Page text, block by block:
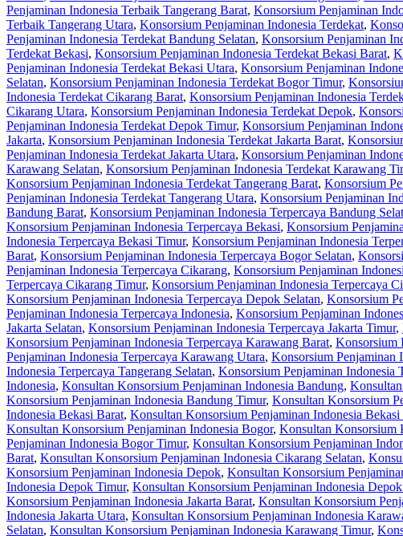
Penjaminan Indonesia Terbaik Tangerang Barat, Konsorsium Penjaminan
Terbaik Tangerang Utara, Konsorsium Penjaminan Indonesia Terdekat,
Penjaminan Indonesia Terdekat Bandung Selatan, Konsorsium Penjaminan
Terdekat Bekasi, Konsorsium Penjaminan Indonesia Terdekat Bekasi Barat,
Penjaminan Indonesia Terdekat Bekasi Utara, Konsorsium Penjaminan
Selatan, Konsorsium Penjaminan Indonesia Terdekat Bogor Timur,
Indonesia Terdekat Cikarang Barat, Konsorsium Penjaminan Indonesia
Cikarang Utara, Konsorsium Penjaminan Indonesia Terdekat Depok,
Penjaminan Indonesia Terdekat Depok Timur, Konsorsium Penjaminan
Jakarta, Konsorsium Penjaminan Indonesia Terdekat Jakarta Barat,
Penjaminan Indonesia Terdekat Jakarta Utara, Konsorsium Penjaminan
Karawang Selatan, Konsorsium Penjaminan Indonesia Terdekat Karawang
Konsorsium Penjaminan Indonesia Terdekat Tangerang Barat, Konsorsium
Penjaminan Indonesia Terdekat Tangerang Utara, Konsorsium Penjaminan
Bandung Barat, Konsorsium Penjaminan Indonesia Terpercaya Bandung
Konsorsium Penjaminan Indonesia Terpercaya Bekasi, Konsorsium
Indonesia Terpercaya Bekasi Timur, Konsorsium Penjaminan Indonesia
Barat, Konsorsium Penjaminan Indonesia Terpercaya Bogor Selatan,
Penjaminan Indonesia Terpercaya Cikarang, Konsorsium Penjaminan
Terpercaya Cikarang Timur, Konsorsium Penjaminan Indonesia Terpercaya
Konsorsium Penjaminan Indonesia Terpercaya Depok Selatan, Konsorsium
Penjaminan Indonesia Terpercaya Indonesia, Konsorsium Penjaminan
Jakarta Selatan, Konsorsium Penjaminan Indonesia Terpercaya Jakarta Timur,
Konsorsium Penjaminan Indonesia Terpercaya Karawang Barat, Konsorsium
Penjaminan Indonesia Terpercaya Karawang Utara, Konsorsium Penjaminan
Indonesia Terpercaya Tangerang Selatan, Konsorsium Penjaminan Indonesia
Indonesia, Konsultan Konsorsium Penjaminan Indonesia Bandung,
Konsorsium Penjaminan Indonesia Bandung Timur, Konsultan Konsorsium
Indonesia Bekasi Barat, Konsultan Konsorsium Penjaminan Indonesia Bekasi
Konsultan Konsorsium Penjaminan Indonesia Bogor, Konsultan Konsorsium
Penjaminan Indonesia Bogor Timur, Konsultan Konsorsium Penjaminan
Barat, Konsultan Konsorsium Penjaminan Indonesia Cikarang Selatan,
Konsorsium Penjaminan Indonesia Depok, Konsultan Konsorsium
Indonesia Depok Timur, Konsultan Konsorsium Penjaminan Indonesia
Konsorsium Penjaminan Indonesia Jakarta Barat, Konsultan Konsorsium
Indonesia Jakarta Utara, Konsultan Konsorsium Penjaminan Indonesia
Selatan, Konsultan Konsorsium Penjaminan Indonesia Karawang Timur,